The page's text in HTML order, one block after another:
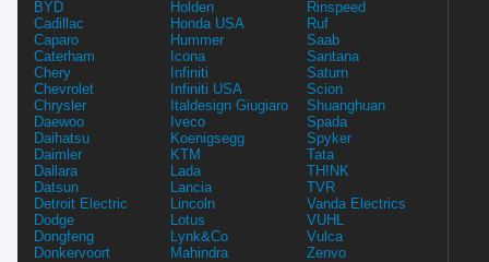
BYD
Cadillac
Caparo
Caterham
Chery
Chevrolet
Chrysler
Daewoo
Daihatsu
Daimler
Dallara
Datsun
Detroit Electric
Dodge
Dongfeng
Donkervoort
Holden
Honda USA
Hummer
Icona
Infiniti
Infiniti USA
Italdesign Giugiaro
Iveco
Koenigsegg
KTM
Lada
Lancia
Lincoln
Lotus
Lynk&Co
Mahindra
Rinspeed
Ruf
Saab
Santana
Saturn
Scion
Shuanghuan
Spada
Spyker
Tata
TH!NK
TVR
Vanda Electrics
VUHL
Vulca
Zenvo